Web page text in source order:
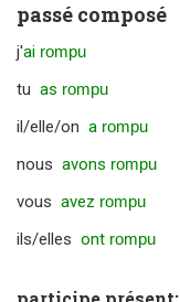
passé composé
j'ai rompu
tu as rompu
il/elle/on a rompu
nous avons rompu
vous avez rompu
ils/elles ont rompu